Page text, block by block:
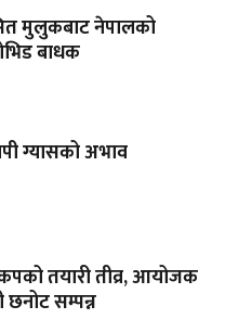
मुलुकबाट नेपालको
बाधक
ग्यासको अभाव
तयारी तीव्र, आयोजक
सम्पन्न